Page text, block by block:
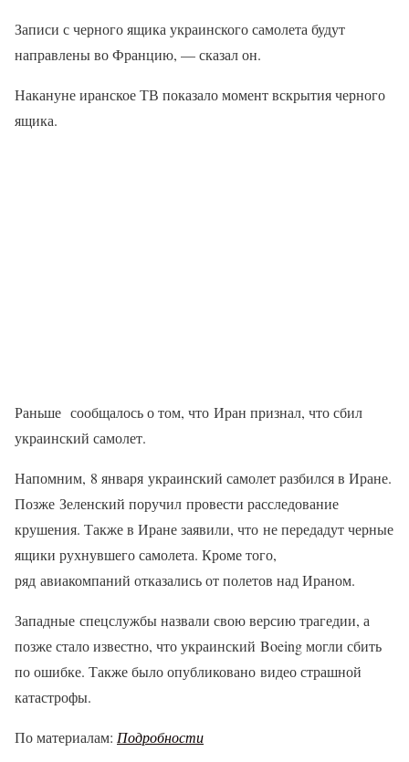
Записи с черного ящика украинского самолета будут
направлены во Францию, — сказал он.
Накануне иранское ТВ показало момент вскрытия черного
ящика.
Раньше сообщалось о том, что Иран признал, что сбил
украинский самолет.
Напомним, 8 января украинский самолет разбился в Иране.
Позже Зеленский поручил провести расследование
крушения. Также в Иране заявили, что не передадут черные
ящики рухнувшего самолета. Кроме того,
ряд авиакомпаний отказались от полетов над Ираном.
Западные спецслужбы назвали свою версию трагедии, а
позже стало известно, что украинский Boeing могли сбить
по ошибке. Также было опубликовано видео страшной
катастрофы.
По материалам: Подробности